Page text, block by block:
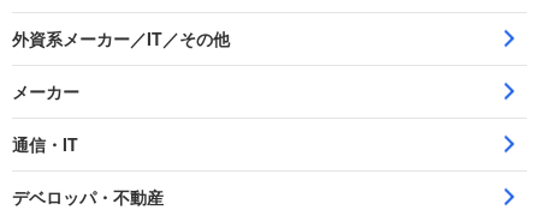
外資系メーカー／IT／その他
メーカー
通信・IT
デベロッパ・不動産